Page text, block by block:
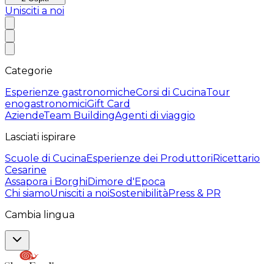
Unisciti a noi
Categorie
Esperienze gastronomicheCorsi di CucinaTour
enogastronomiciGift Card
AziendeTeam BuildingAgenti di viaggio
Lasciati ispirare
Scuole di CucinaEsperienze dei ProduttoriRicettario
Cesarine
Assapora i BorghiDimore d'Epoca
Chi siamoUnisciti a noiSostenibilitàPress & PR
Cambia lingua